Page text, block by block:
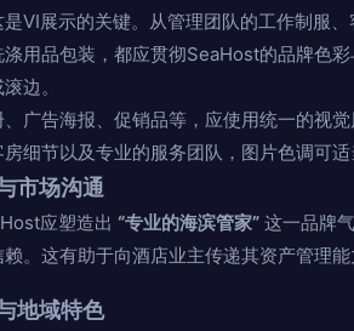
是VI展示的关键。从管理团队的工作制服
涤用品包装，都应贯彻SeaHost的品牌色
边。
、广告海报、促销品等，应使用统一的视
细节以及专业的服务团队，图片色调可适
市场沟通
应塑造出 “专业的海滨管家” 这一品牌
。这有助于向酒店业主传递其资产管理
地域特色